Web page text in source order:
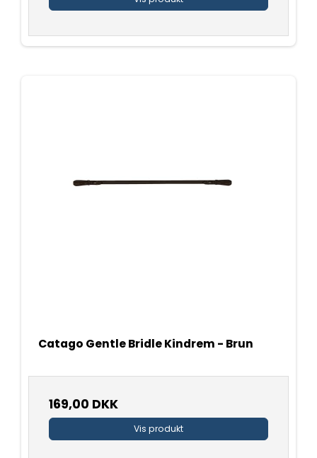
Catago Gentle Bridle Kindrem - Brun
169,00 DKK
Vis produkt